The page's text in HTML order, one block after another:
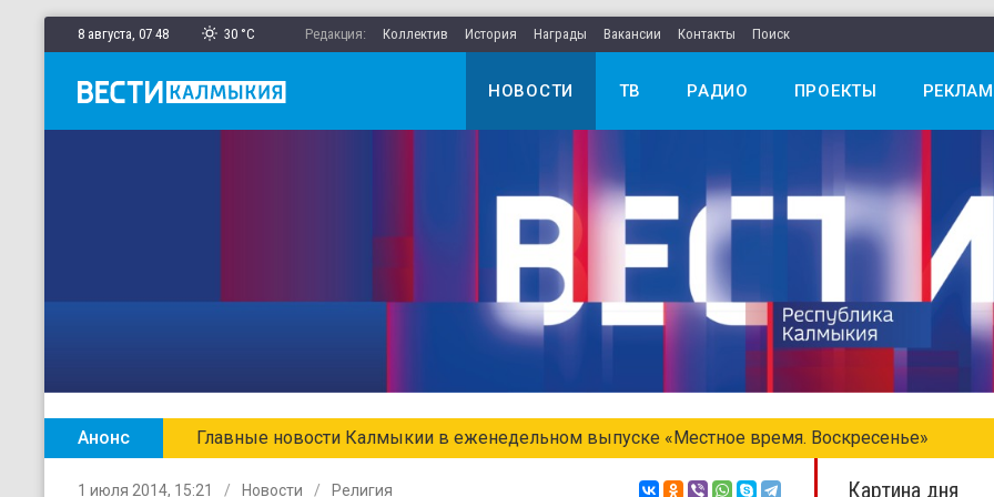
8 августа, 07 48 30 °C Редакция: Коллектив История Награды Вакансии Контакты Поиск
НОВОСТИ ТВ РАДИО ПРОЕКТЫ
Анонс Главные новости Калмыкии в еженедельном выпуске «Местное время. Воскресенье»
1 июля 2014, 15:21 Новости Религия Картина дня